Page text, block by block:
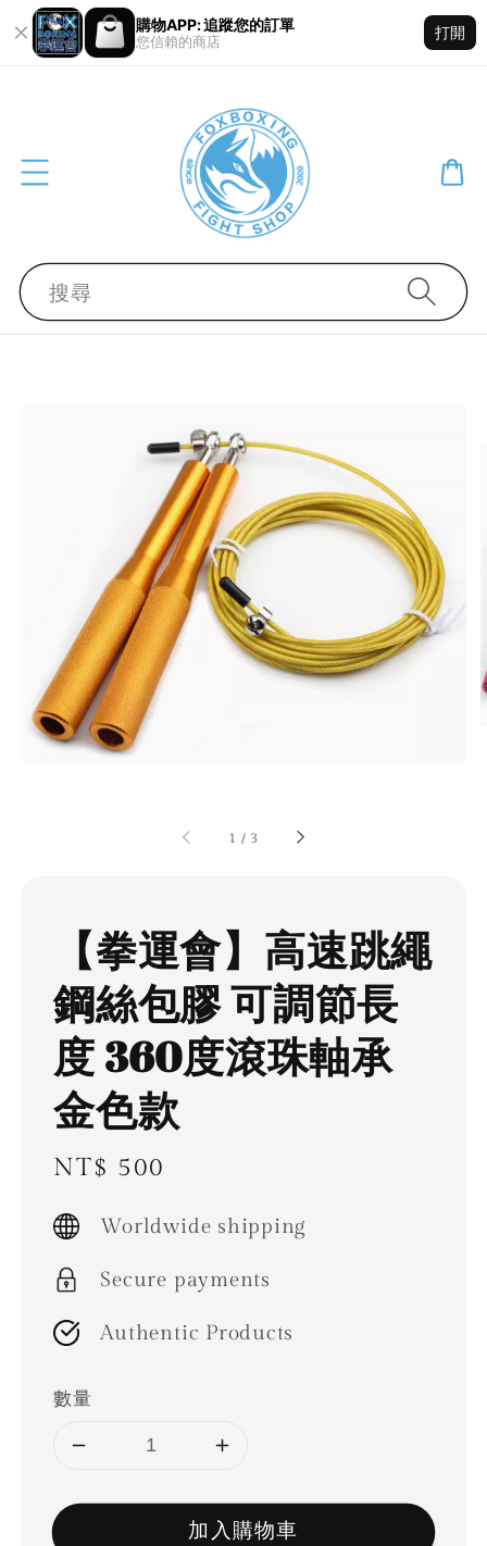
購物APP: 追蹤您的訂單
您信賴的商店
打開
搜尋
1 / 3
【拳運會】高速跳繩
鋼絲包膠 可調節長
度 360度滾珠軸承
金色款
Regular
NT$ 500
Worldwide shipping
Secure payments
Authentic Products
數量
加入購物車